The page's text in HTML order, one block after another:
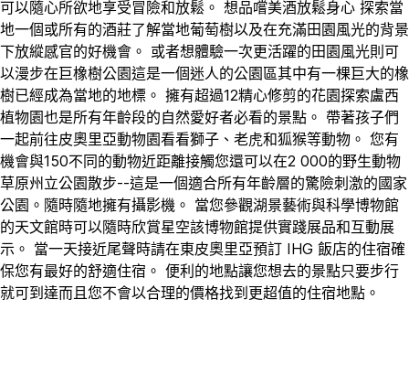
可以隨心所欲地享受冒險和放鬆。 想品嚐美酒放鬆身心 探索當
地一個或所有的酒莊了解當地葡萄樹以及在充滿田園風光的背景
下放縱感官的好機會。 或者想體驗一次更活躍的田園風光則可
以漫步在巨橡樹公園這是一個迷人的公園區其中有一棵巨大的橡
樹已經成為當地的地標。 擁有超過12精心修剪的花園探索盧西
植物園也是所有年齡段的自然愛好者必看的景點。 帶著孩子們
一起前往皮奧里亞動物園看看獅子、老虎和狐猴等動物。 您有
機會與150不同的動物近距離接觸您還可以在2 000的野生動物
草原州立公園散步--這是一個適合所有年齡層的驚險刺激的國家
公園。隨時隨地擁有攝影機。 當您參觀湖景藝術與科學博物館
的天文館時可以隨時欣賞星空該博物館提供實踐展品和互動展
示。 當一天接近尾聲時請在東皮奧里亞預訂 IHG 飯店的住宿確
保您有最好的舒適住宿。 便利的地點讓您想去的景點只要步行
就可到達而且您不會以合理的價格找到更超值的住宿地點。